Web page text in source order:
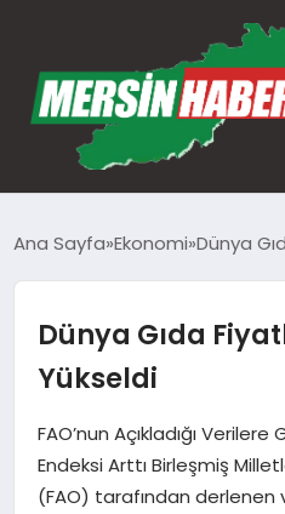
GÜNDEM
EKONOMI
TEKNOLOJI
Ana Sayfa Ekonomi Dünya
Dünya Gıda
Yükseldi
FAO’nun Açıkladığı Verilere
Endeksi Arttı Birleşmiş
(FAO) tarafından derlenen